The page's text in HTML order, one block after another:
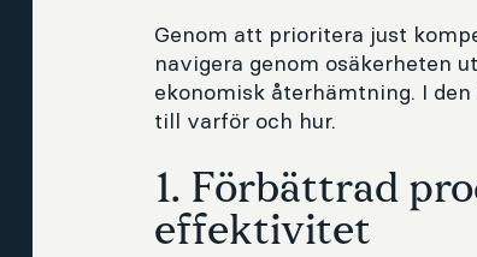
Genom att prioritera just
navigera genom osäkerheten
ekonomisk återhämtning. I
till varför och hur.
1. Förbättrad
effektivitet